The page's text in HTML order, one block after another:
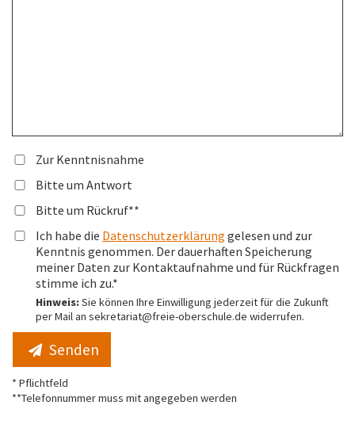
Zur Kenntnisnahme
Bitte um Antwort
Bitte um Rückruf**
Ich habe die Datenschutzerklärung gelesen und zur
Kenntnis genommen. Der dauerhaften Speicherung
meiner Daten zur Kontaktaufnahme und für Rückfragen
stimme ich zu.*
Hinweis:Sie können Ihre Einwilligung jederzeit für die Zukunft
per Mail an sekretariat@freie-oberschule.de widerrufen.
Senden
* Pflichtfeld
**Telefonnummer muss mit angegeben werden